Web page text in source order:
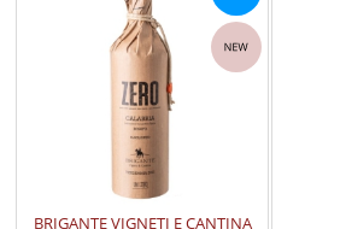
BRIGANTE VIGNETI E CANTINA